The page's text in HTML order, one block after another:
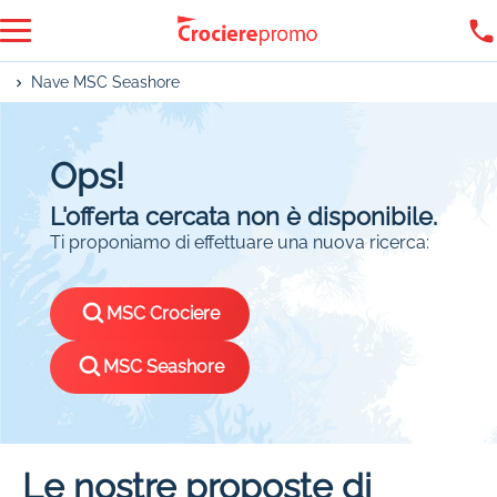
Nave MSC Seashore
Ops!
L'offerta cercata non è disponibile.
Ti proponiamo di effettuare una nuova ricerca:
MSC Crociere
MSC Seashore
Le nostre proposte di